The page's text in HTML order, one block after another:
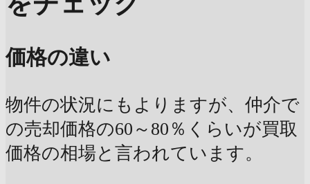
価格の違い
物件の状況にもよりますが、仲介で
の売却価格の60～80％くらいが買取
価格の相場と言われています。